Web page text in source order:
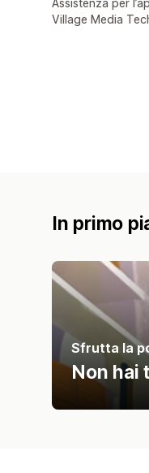
Village Media
In primo
Sfrutta la
Non hai